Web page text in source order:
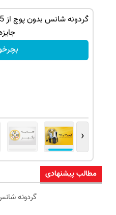
‹
مطالب پیشنهادی